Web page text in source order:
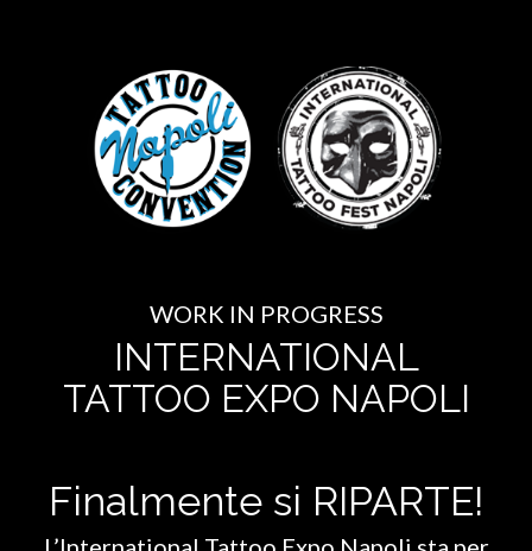
WORK IN PROGRESS
INTERNATIONAL
TATTOO EXPO NAPOLI
Finalmente si RIPARTE!